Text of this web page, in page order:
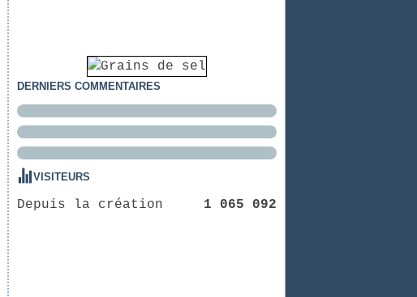
DERNIERS COMMENTAIRES
VISITEURS
Depuis la création 1 065 092